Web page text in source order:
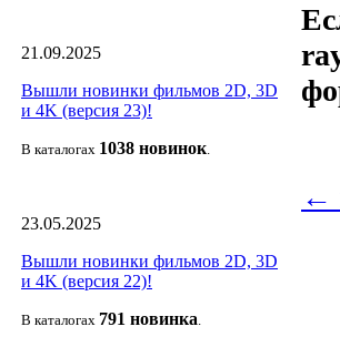
21.09.2025
Вышли новинки фильмов 2D, 3D
и 4K (версия 23)!
В каталогах 1038 новинок.
23.05.2025
Вышли новинки фильмов 2D, 3D
и 4K (версия 22)!
В каталогах 791 новинка.
←